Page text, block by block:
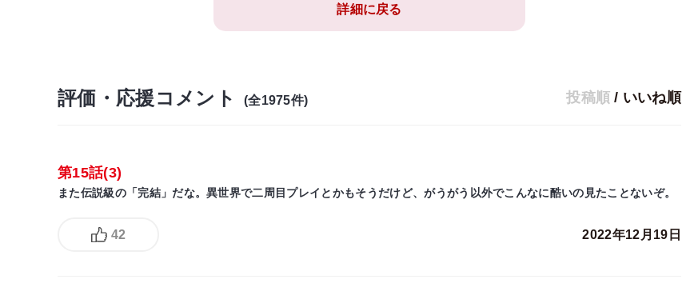
詳細に戻る
評価・応援コメント (全1975件) 投稿順 / いいね順
第15話(3)
また伝説級の「完結」だな。異世界で二周目プレイとかもそうだけど、がうがう以外でこんなに酷いの見たことないぞ。
42 2022年12月19日